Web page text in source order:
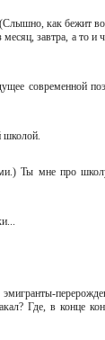
как бежит
завтра, а то и
современной
школой.
Ты мне про
Где, в конце